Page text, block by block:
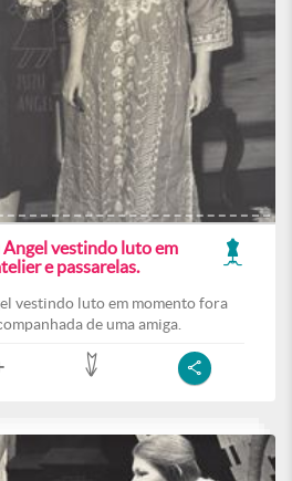
vestindo luto em
e passarelas.
vestindo luto em momento fora
de uma amiga.